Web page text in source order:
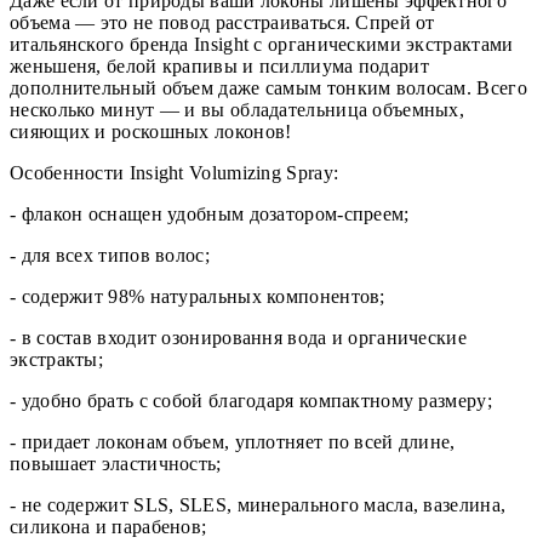
объема — это не повод расстраиваться. Спрей от
итальянского бренда Insight с органическими экстрактами
женьшеня, белой крапивы и псиллиума подарит
дополнительный объем даже самым тонким волосам. Всего
несколько минут — и вы обладательница объемных,
сияющих и роскошных локонов!
Особенности Insight Volumizing Spray:
- флакон оснащен удобным дозатором-спреем;
- для всех типов волос;
- содержит 98% натуральных компонентов;
- в состав входит озонировання вода и органические
экстракты;
- удобно брать с собой благодаря компактному размеру;
- придает локонам объем, уплотняет по всей длине,
повышает эластичность;
- не содержит SLS, SLES, минерального масла, вазелина,
силикона и парабенов;